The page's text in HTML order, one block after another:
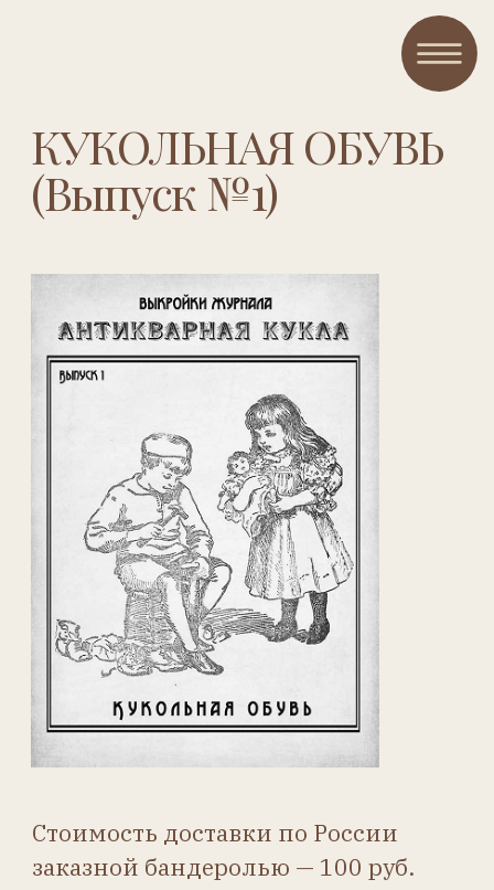
(Выпуск №1)
Стоимость доставки по России
заказной бандеролью — 100 руб.
Цена: 500 руб.